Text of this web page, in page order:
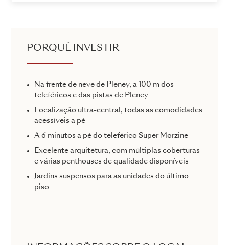
PORQUÊ INVESTIR
Na frente de neve de Pleney, a 100 m dos
teleféricos e das pistas de Pleney
Localização ultra-central, todas as comodidades
acessíveis a pé
A 6 minutos a pé do teleférico Super Morzine
Excelente arquitetura, com múltiplas coberturas
e várias penthouses de qualidade disponíveis
Jardins suspensos para as unidades do último
piso